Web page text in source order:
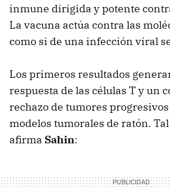
inmune dirigida y potente
La vacuna actúa contra las
como si de una infección viral
Los primeros resultados
respuesta de las células T y un
rechazo de tumores
modelos tumorales de ratón.
afirma Sahin: